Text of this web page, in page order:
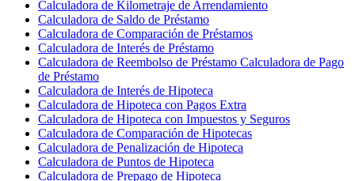
Calculadora de Kilometraje de Arrendamiento
Calculadora de Saldo de Préstamo
Calculadora de Comparación de Préstamos
Calculadora de Interés de Préstamo
Calculadora de Reembolso de Préstamo Calculadora de Pago
de Préstamo
Calculadora de Interés de Hipoteca
Calculadora de Hipoteca con Pagos Extra
Calculadora de Hipoteca con Impuestos y Seguros
Calculadora de Comparación de Hipotecas
Calculadora de Penalización de Hipoteca
Calculadora de Puntos de Hipoteca
Calculadora de Prepago de Hipoteca